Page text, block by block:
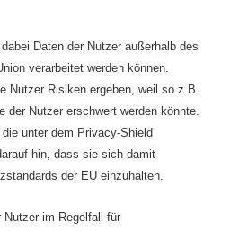
Daten der Nutzer außerhalb des
verarbeitet werden können.
Nutzer Risiken ergeben, weil so z.B.
der Nutzer erschwert werden könnte.
unter dem Privacy-Shield
hin, dass sie sich damit
der EU einzuhalten.
Nutzer im Regelfall für